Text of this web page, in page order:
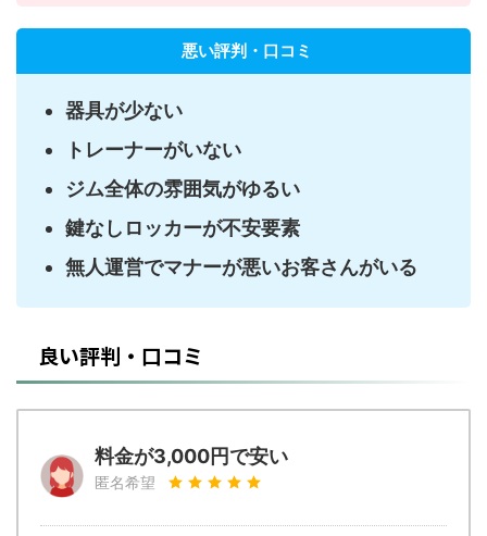
悪い評判・口コミ
器具が少ない
トレーナーがいない
ジム全体の雰囲気がゆるい
鍵なしロッカーが不安要素
無人運営でマナーが悪いお客さんがいる
良い評判・口コミ
料金が3,000円で安い
匿名希望